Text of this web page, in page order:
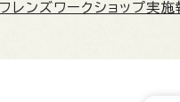
レンズワークショップ実施